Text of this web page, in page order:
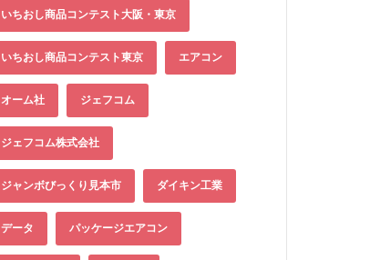
いちおし商品コンテスト大阪・東京
いちおし商品コンテスト東京 エアコン
オーム社 ジェフコム
ジェフコム株式会社
ジャンボびっくり見本市 ダイキン工業
データ パッケージエアコン